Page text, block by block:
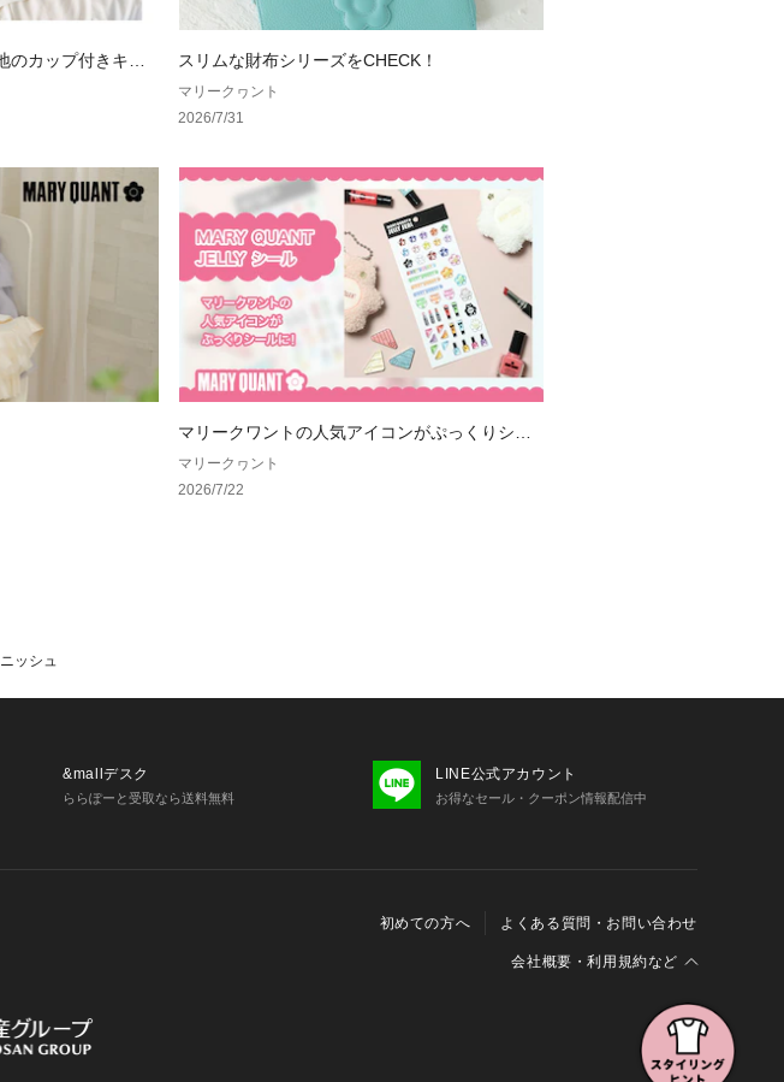
ブラシを動かし、色をつけながら毛流れを整える。
のカップ付きキャ
スリムな財布シリーズをCHECK！
マリークヮント
2026/7/31
マリークワントの人気アイコンがぷっくりシー
ルに！
マリークヮント
2026/7/22
ッシュ
&mallデスク
ららぽーと受取なら送料無料
LINE公式アカウント
お得なセール・クーポン情報配信中
初めての方へ よくある質問・お問い合わせ
会社概要・利用規約など
特定商取引に関する法律に基づく表示
り扱いについて
Cookieおよびアクセスログについて
三井不動産グループ ソーシャルメディアガイドライン